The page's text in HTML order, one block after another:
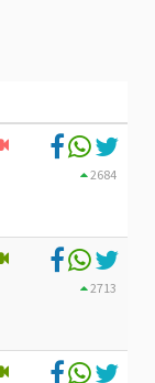
2684
2713